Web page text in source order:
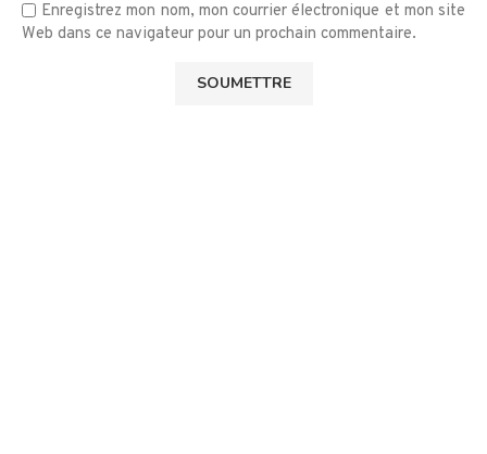
Enregistrez mon nom, mon courrier électronique et mon site
Web dans ce navigateur pour un prochain commentaire.